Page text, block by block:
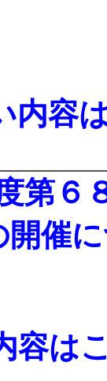
内容
第６
開催
容は